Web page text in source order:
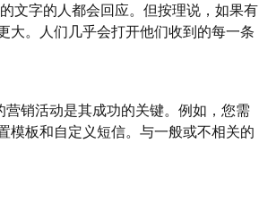
文字的人都会回应。但按理说，如果有
大。人们几乎会打开他们收到的每一条
销活动是其成功的关键。例如，您需
模板和自定义短信。与一般或不相关的